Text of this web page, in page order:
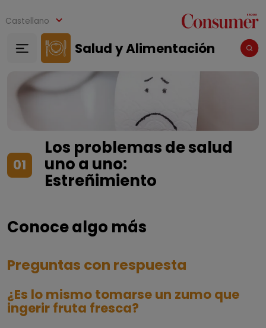
Castellano
Salud y Alimentación
01
Los problemas de salud
uno a uno:
Estreñimiento
Conoce algo más
Preguntas con respuesta
¿Es lo mismo tomarse un zumo que
ingerir fruta fresca?